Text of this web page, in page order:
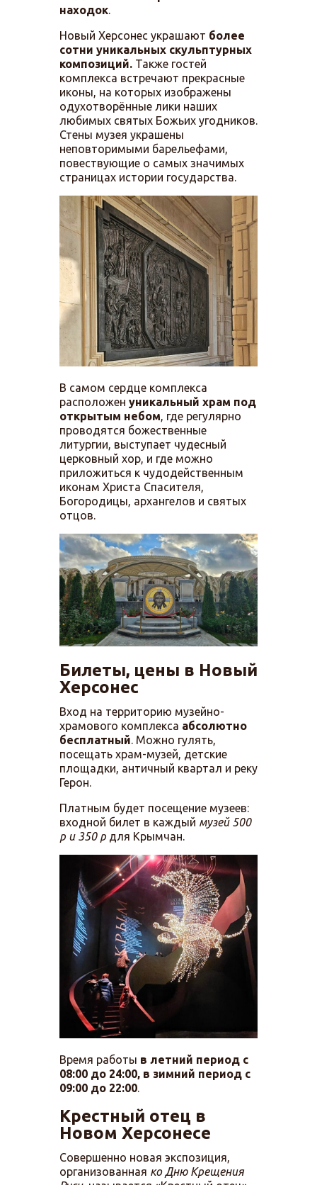
находок.
Новый Херсонес украшают более
сотни уникальных скульптурных
композиций. Также гостей
комплекса встречают прекрасные
иконы, на которых изображены
одухотворённые лики наших
любимых святых Божьих угодников.
Стены музея украшены
неповторимыми барельефами,
повествующие о самых значимых
страницах истории государства.
В самом сердце комплекса
расположен уникальный храм под
открытым небом, где регулярно
проводятся божественные
литургии, выступает чудесный
церковный хор, и где можно
приложиться к чудодейственным
иконам Христа Спасителя,
Богородицы, архангелов и святых
отцов.
Билеты, цены в Новый
Херсонес
Вход на территорию музейно-
храмового комплекса абсолютно
бесплатный. Можно гулять,
посещать храм-музей, детские
площадки, античный квартал и реку
Герон.
Платным будет посещение музеев:
входной билет в каждый музей 500
р и 350 р для Крымчан.
Время работы в летний период с
08:00 до 24:00, в зимний период с
09:00 до 22:00.
Крестный отец в
Новом Херсонесе
Совершенно новая экспозиция,
организованная ко Дню Крещения